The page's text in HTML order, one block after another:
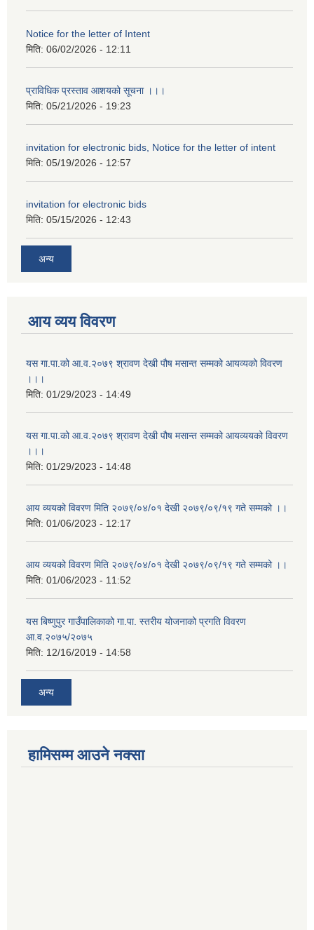
Notice for the letter of Intent
मिति: 06/02/2026 - 12:11
प्राविधिक प्रस्ताव आशयको सूचना ।।।
मिति: 05/21/2026 - 19:23
invitation for electronic bids, Notice for the letter of intent
मिति: 05/19/2026 - 12:57
invitation for electronic bids
मिति: 05/15/2026 - 12:43
अन्य
आय व्यय विवरण
यस गा.पा.को आ.व.२०७९ श्रावण देखी पौष मसान्त सम्मको आयव्यको विवरण
।।।
मिति: 01/29/2023 - 14:49
यस गा.पा.को आ.व.२०७९ श्रावण देखी पौष मसान्त सम्मको आयव्ययको विवरण
।।।
मिति: 01/29/2023 - 14:48
आय व्ययको विवरण मिति २०७९/०४/०१ देखी २०७९/०९/१९ गते सम्मको ।।
मिति: 01/06/2023 - 12:17
आय व्ययको विवरण मिति २०७९/०४/०१ देखी २०७९/०९/१९ गते सम्मको ।।
मिति: 01/06/2023 - 11:52
यस बिष्णुपुर गाउँपालिकाको गा.पा. स्तरीय योजनाको प्रगति विवरण
आ.व.२०७५/२०७५
मिति: 12/16/2019 - 14:58
अन्य
हामिसम्म आउने नक्सा